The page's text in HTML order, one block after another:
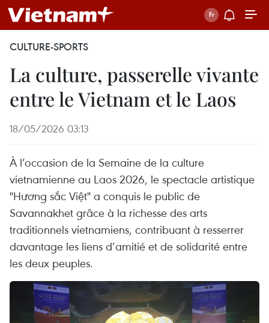
CULTURE-SPORTS
La culture, passerelle vivante
entre le Vietnam et le Laos
18/05/2026 03:13
À l’occasion de la Semaine de la culture
vietnamienne au Laos 2026, le spectacle artistique
"Hương sắc Việt" a conquis le public de
Savannakhet grâce à la richesse des arts
traditionnels vietnamiens, contribuant à resserrer
davantage les liens d’amitié et de solidarité entre
les deux peuples.